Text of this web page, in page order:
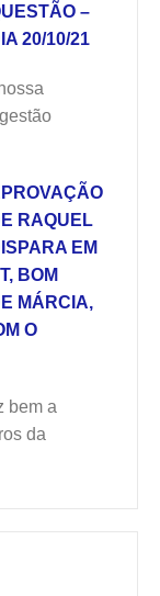
–
20/10/21
RAQUEL
EM
BOM
MÁRCIA,
O
bem a
da